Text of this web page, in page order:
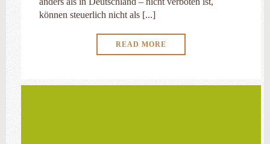
können steuerlich nicht als [...]
READ MORE